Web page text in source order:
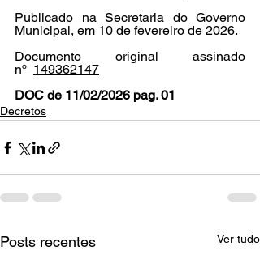
Publicado na Secretaria do Governo
Municipal, em 10 de fevereiro de 2026.
Documento original assinado
nº 149362147
DOC de 11/02/2026 pag. 01
Decretos
Posts recentes Ver tudo